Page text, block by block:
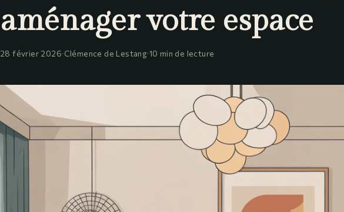
aménager votre espace
28 février 2026·Clémence de Lestang·10 min de lecture